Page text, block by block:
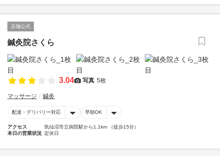
店舗公式
鍼灸院さくら
3.04 写真 5枚
マッサージ 鍼灸
配達・デリバリー対応 早朝OK
アクセス
気仙沼市立病院駅から1.1km （徒歩15分）
本日の営業状況 定休日